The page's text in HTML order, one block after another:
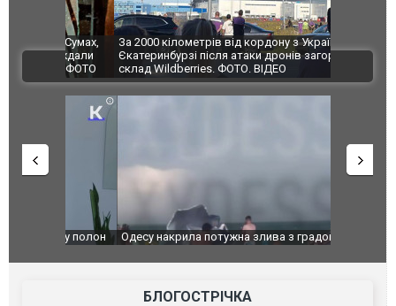
За 2000 кілометрів від кордону з Україною: в
Єкатеринбурзі після атаки дронів загорівся
склад Wildberries. ФОТО. ВІДЕО
"Мої
ВІДЕО
Одесу накрила потужна злива з градом та
ураганним вітром
Вже
БЛОГОСТРІЧКА